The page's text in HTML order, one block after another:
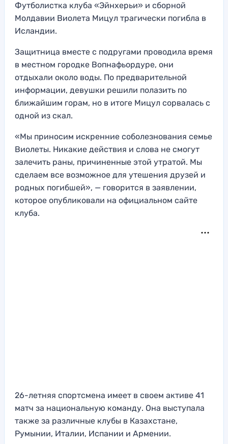
Футболистка клуба «Эйнхерьи» и сборной
Молдавии Виолета Мицул трагически погибла в
Исландии.
Защитница вместе с подругами проводила время
в местном городке Вопнафьордуре, они
отдыхали около воды. По предварительной
информации, девушки решили полазить по
ближайшим горам, но в итоге Мицул сорвалась с
одной из скал.
«Мы приносим искренние соболезнования семье
Виолеты. Никакие действия и слова не смогут
залечить раны, причиненные этой утратой. Мы
сделаем все возможное для утешения друзей и
родных погибшей», — говорится в заявлении,
которое опубликовали на официальном сайте
клуба.
26-летняя спортсмена имеет в своем активе 41
матч за национальную команду. Она выступала
также за различные клубы в Казахстане,
Румынии, Италии, Испании и Армении.